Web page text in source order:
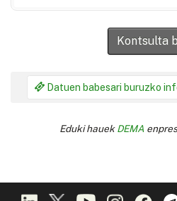
Kontsulta
Datuen babesari buruzko
Eduki hauekDEMA